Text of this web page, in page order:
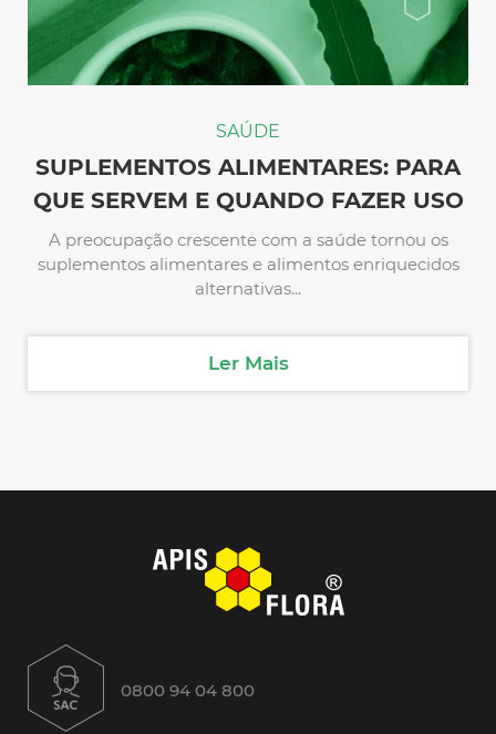
SAÚDE
SUPLEMENTOS ALIMENTARES: PARA
QUE SERVEM E QUANDO FAZER USO
A preocupação crescente com a saúde tornou os
suplementos alimentares e alimentos enriquecidos
alternativas...
Ler Mais
0800 94 04 800